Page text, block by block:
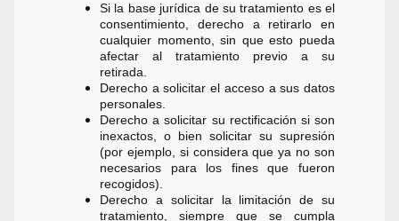
Si la base jurídica de su tratamiento es el
consentimiento, derecho a retirarlo en
cualquier momento, sin que esto pueda
afectar al tratamiento previo a su
retirada.
Derecho a solicitar el acceso a sus datos
personales.
Derecho a solicitar su rectificación si son
inexactos, o bien solicitar su supresión
(por ejemplo, si considera que ya no son
necesarios para los fines que fueron
recogidos).
Derecho a solicitar la limitación de su
tratamiento, siempre que se cumpla